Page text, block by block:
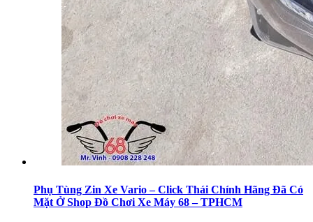
Phụ Tùng Zin Xe Vario – Click Thái Chính Hãng Đã Có
Mặt Ở Shop Đồ Chơi Xe Máy 68 – TPHCM